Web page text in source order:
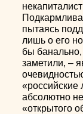
пытаясь
лишь о его
бы
заметили, –
абсолютно
«открытого